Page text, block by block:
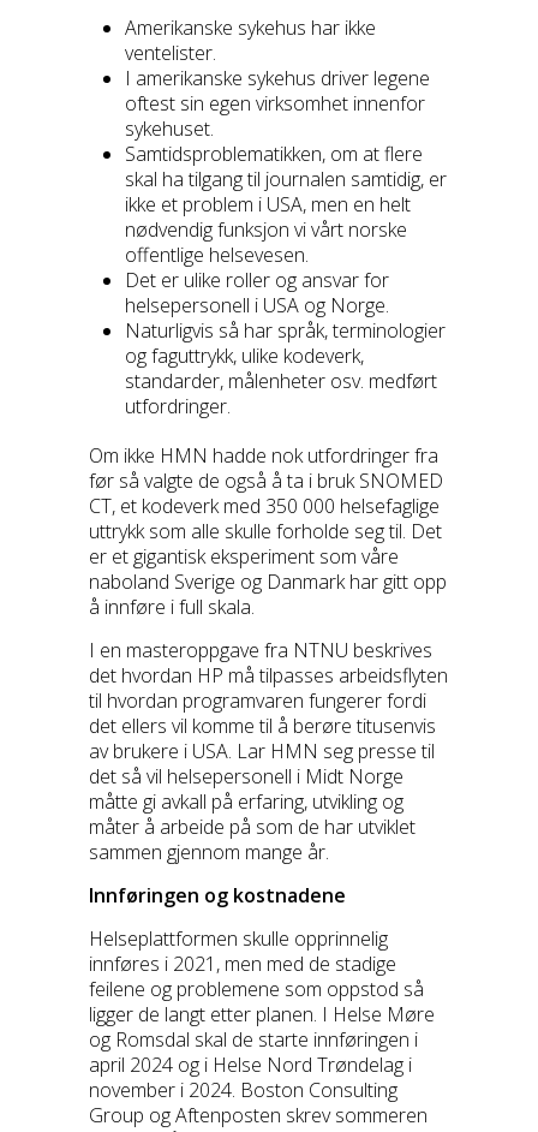
Amerikanske sykehus har ikke
ventelister.
I amerikanske sykehus driver legene
oftest sin egen virksomhet innenfor
sykehuset.
Samtidsproblematikken, om at flere
skal ha tilgang til journalen samtidig, er
ikke et problem i USA, men en helt
nødvendig funksjon vi vårt norske
offentlige helsevesen.
Det er ulike roller og ansvar for
helsepersonell i USA og Norge.
Naturligvis så har språk, terminologier
og faguttrykk, ulike kodeverk,
standarder, målenheter osv. medført
utfordringer.
Om ikke HMN hadde nok utfordringer fra
før så valgte de også å ta i bruk SNOMED
CT, et kodeverk med 350 000 helsefaglige
uttrykk som alle skulle forholde seg til. Det
er et gigantisk eksperiment som våre
naboland Sverige og Danmark har gitt opp
å innføre i full skala.
I en masteroppgave fra NTNU beskrives
det hvordan HP må tilpasses arbeidsflyten
til hvordan programvaren fungerer fordi
det ellers vil komme til å berøre titusenvis
av brukere i USA. Lar HMN seg presse til
det så vil helsepersonell i Midt Norge
måtte gi avkall på erfaring, utvikling og
måter å arbeide på som de har utviklet
sammen gjennom mange år.
Innføringen og kostnadene
Helseplattformen skulle opprinnelig
innføres i 2021, men med de stadige
feilene og problemene som oppstod så
ligger de langt etter planen. I Helse Møre
og Romsdal skal de starte innføringen i
april 2024 og i Helse Nord Trøndelag i
november i 2024. Boston Consulting
Group og Aftenposten skrev sommeren